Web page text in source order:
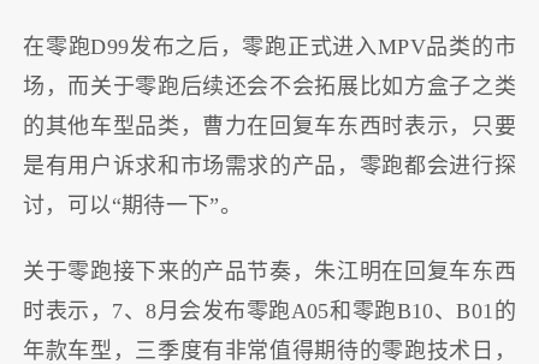
在零跑D99发布之后，零跑正式进入MPV品类的市
场，而关于零跑后续还会不会拓展比如方盒子之类
的其他车型品类，曹力在回复车东西时表示，只要
是有用户诉求和市场需求的产品，零跑都会进行探
讨，可以“期待一下”。
关于零跑接下来的产品节奏，朱江明在回复车东西
时表示，7、8月会发布零跑A05和零跑B10、B01的
年款车型，三季度有非常值得期待的零跑技术日，